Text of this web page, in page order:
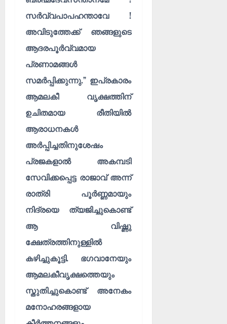
സർവ്വപാപഹന്താവേ !
അവിടുത്തേക്ക് ഞങ്ങളുടെ
ആദരപൂർവ്വമായ
പ്രണാമങ്ങൾ
സമർപ്പിക്കുന്നു.” ഇപ്രകാരം
ആമലകീ വൃക്ഷത്തിന്
ഉചിതമായ രീതിയിൽ
ആരാധനകൾ
അർപ്പിച്ചതിനുശേഷം
പ്രജകളാൽ അകമ്പടി
സേവിക്കപ്പെട്ട രാജാവ് അന്ന്
രാത്രി പൂർണ്ണമായും
നിദ്രയെ ത്യജിച്ചുകൊണ്ട്
ആ വിഷ്ണു
ക്ഷേത്രത്തിനുള്ളിൽ
കഴിച്ചുകൂട്ടി. ഭഗവാനേയും
ആമലകീവൃക്ഷത്തെയും
സ്തുതിച്ചുകൊണ്ട് അനേകം
മനോഹരങ്ങളായ